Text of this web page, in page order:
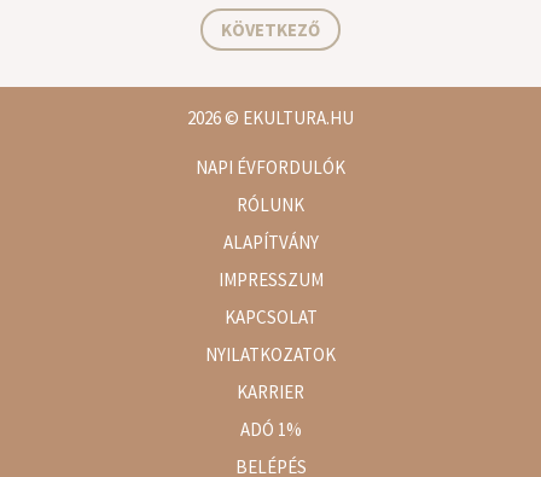
KÖVETKEZŐ
2026© EKULTURA.HU
NAPI ÉVFORDULÓK
RÓLUNK
ALAPÍTVÁNY
IMPRESSZUM
KAPCSOLAT
NYILATKOZATOK
KARRIER
ADÓ 1%
BELÉPÉS